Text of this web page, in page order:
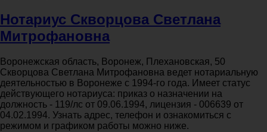
Нотариус Скворцова Светлана
Митрофановна
Воронежская область, Воронеж, Плехановская, 50
Скворцова Светлана Митрофановна ведет нотариальную
деятельностью в Воронеже с 1994-го года. Имеет статус
действующего нотариуса: приказ о назначении на
должность - 119/лс от 09.06.1994, лицензия - 006639 от
04.02.1994. Узнать адрес, телефон и ознакомиться с
режимом и графиком работы можно ниже.